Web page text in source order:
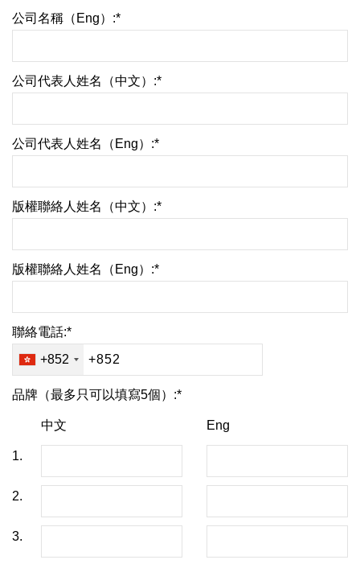
公司名稱（Eng）:*
公司代表人姓名（中文）:*
公司代表人姓名（Eng）:*
版權聯絡人姓名（中文）:*
版權聯絡人姓名（Eng）:*
聯絡電話:*
+852
品牌（最多只可以填寫5個）:*
中文 Eng
1.
2.
3.